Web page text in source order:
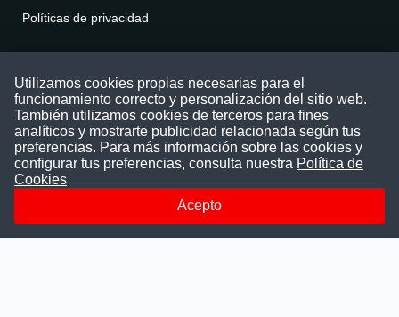
Políticas de privacidad
Puede comunicarse con nosotros a través
nuestras redes sociales o del correo:
contacto@convocatoriasdetrabajo.com
Siguenos en:
Utilizamos cookies propias necesarias para el
funcionamiento correcto y personalización del sitio web.
También utilizamos cookies de terceros para fines
analíticos y mostrarte publicidad relacionada según tus
preferencias. Para más información sobre las cookies y
configurar tus preferencias, consulta nuestra Política de
Cookies
Acepto